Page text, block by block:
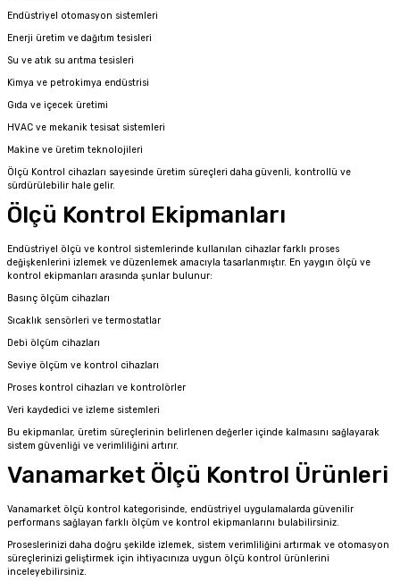
Endüstriyel otomasyon sistemleri
Enerji üretim ve dağıtım tesisleri
Su ve atık su arıtma tesisleri
Kimya ve petrokimya endüstrisi
Gıda ve içecek üretimi
HVAC ve mekanik tesisat sistemleri
Makine ve üretim teknolojileri
Ölçü Kontrol cihazları sayesinde üretim süreçleri daha güvenli, kontrollü ve
sürdürülebilir hale gelir.
Ölçü Kontrol Ekipmanları
Endüstriyel ölçü ve kontrol sistemlerinde kullanılan cihazlar farklı proses
değişkenlerini izlemek ve düzenlemek amacıyla tasarlanmıştır. En yaygın ölçü ve
kontrol ekipmanları arasında şunlar bulunur:
Basınç ölçüm cihazları
Sıcaklık sensörleri ve termostatlar
Debi ölçüm cihazları
Seviye ölçüm ve kontrol cihazları
Proses kontrol cihazları ve kontrolörler
Veri kaydedici ve izleme sistemleri
Bu ekipmanlar, üretim süreçlerinin belirlenen değerler içinde kalmasını sağlayarak
sistem güvenliği ve verimliliğini artırır.
Vanamarket Ölçü Kontrol Ürünleri
Vanamarket ölçü kontrol kategorisinde, endüstriyel uygulamalarda güvenilir
performans sağlayan farklı ölçüm ve kontrol ekipmanlarını bulabilirsiniz.
Proseslerinizi daha doğru şekilde izlemek, sistem verimliliğini artırmak ve otomasyon
süreçlerinizi geliştirmek için ihtiyacınıza uygun ölçü kontrol ürünlerini
inceleyebilirsiniz.